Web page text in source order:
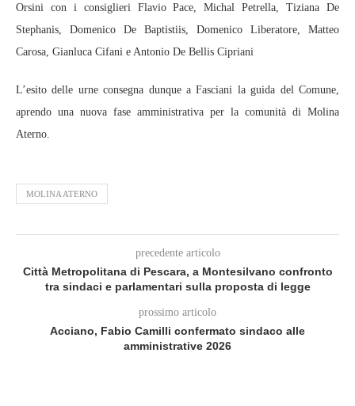
Orsini con i consiglieri Flavio Pace, Michal Petrella, Tiziana De
Stephanis, Domenico De Baptistiis, Domenico Liberatore, Matteo
Carosa, Gianluca Cifani e Antonio De Bellis Cipriani
L’esito delle urne consegna dunque a Fasciani la guida del Comune,
aprendo una nuova fase amministrativa per la comunità di Molina
Aterno.
MOLINA ATERNO
precedente articolo
Città Metropolitana di Pescara, a Montesilvano confronto
tra sindaci e parlamentari sulla proposta di legge
prossimo articolo
Acciano, Fabio Camilli confermato sindaco alle
amministrative 2026